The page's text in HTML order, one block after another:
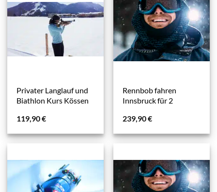
Privater Langlauf und
Biathlon Kurs Kössen
119,90€
Rennbob fahren
Innsbruck für 2
239,90€